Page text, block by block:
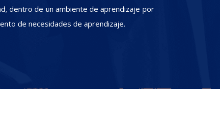
dentro de un ambiente de aprendizaje por
de necesidades de aprendizaje.